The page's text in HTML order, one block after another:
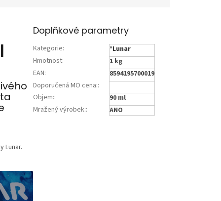
Lunar.
Doplňkové parametry
Kategorie:
°Lunar
Hmotnost:
1 kg
EAN:
8594195700019
Doporučená MO cena::
Objem::
90 ml
Mražený výrobek:: ANO